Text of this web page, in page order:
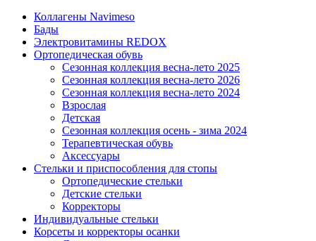
Коллагены Navimeso
Бады
Электровитамины REDOX
Ортопедическая обувь
Сезонная коллекция весна-лето 2025
Сезонная коллекция весна-лето 2026
Сезонная коллекция весна-лето 2024
Взрослая
Детская
Сезонная коллекция осень - зима 2024
Терапевтическая обувь
Аксессуары
Стельки и приспособления для стопы
Ортопедические стельки
Детские стельки
Корректоры
Индивидуальные стельки
Корсеты и корректоры осанки